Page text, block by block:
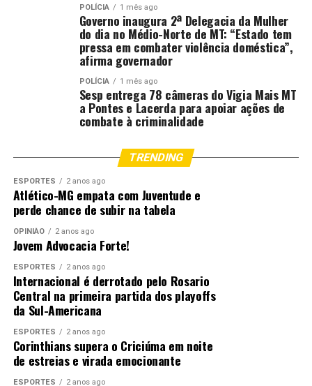
POLÍCIA 1 mês ago
Governo inaugura 2ª Delegacia da Mulher
do dia no Médio-Norte de MT: “Estado tem
pressa em combater violência doméstica”,
afirma governador
POLÍCIA 1 mês ago
Sesp entrega 78 câmeras do Vigia Mais MT
a Pontes e Lacerda para apoiar ações de
combate à criminalidade
TRENDING
ESPORTES 2 anos ago
Atlético-MG empata com Juventude e
perde chance de subir na tabela
OPINIÃO 2 anos ago
Jovem Advocacia Forte!
ESPORTES 2 anos ago
Internacional é derrotado pelo Rosario
Central na primeira partida dos playoffs
da Sul-Americana
ESPORTES 2 anos ago
Corinthians supera o Criciúma em noite
de estreias e virada emocionante
ESPORTES 2 anos ago